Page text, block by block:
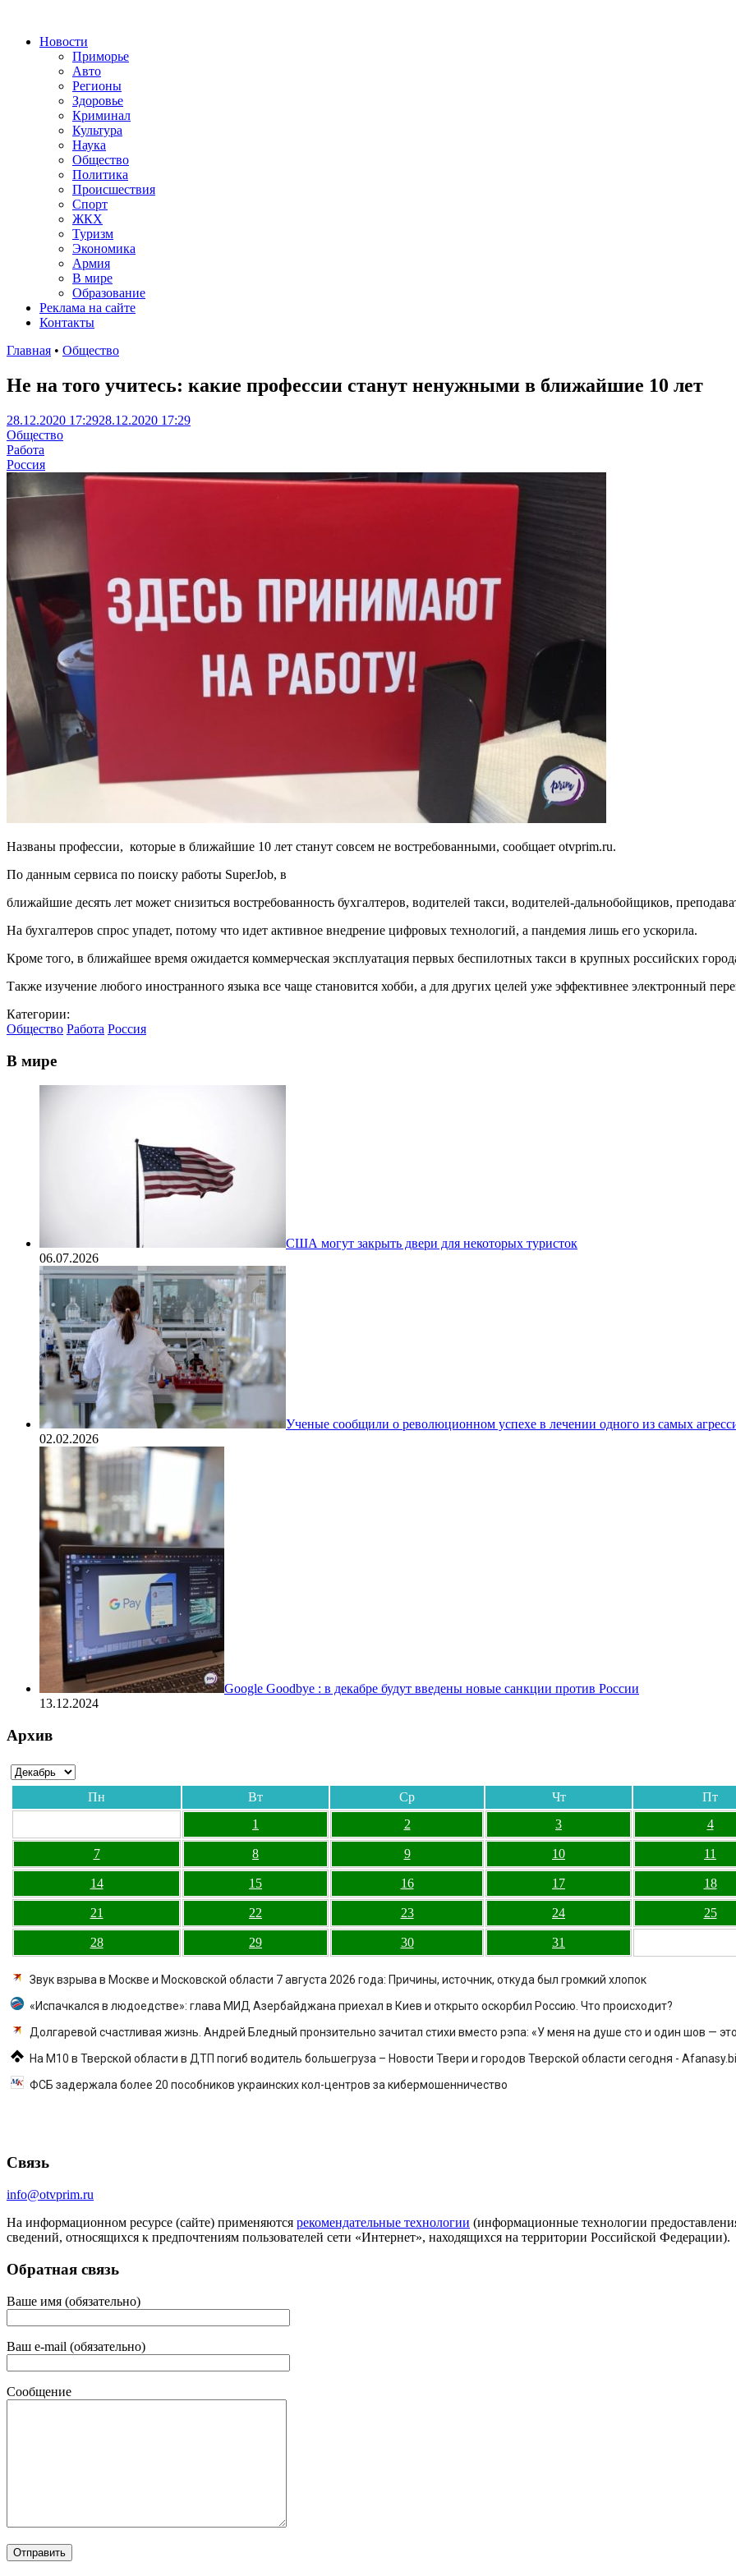
Новости
Приморье
Авто
Регионы
Здоровье
Криминал
Культура
Наука
Общество
Политика
Происшествия
Спорт
ЖКХ
Туризм
Экономика
Армия
В мире
Образование
Реклама на сайте
Контакты
Главная • Общество
Не на того учитесь: какие профессии станут ненужными в ближайшие 10 лет
28.12.2020 17:2928.12.2020 17:29
Общество
Работа
Россия
Названы профессии, которые в ближайшие 10 лет станут совсем не востребованными, cообщает otvprim.ru.
По данным сервиса по поиску работы SuperJob, в
ближайшие десять лет может снизиться востребованность бухгалтеров, водителей такси, водителей-дальнобойщиков,
На бухгалтеров спрос упадет, потому что идет активное внедрение цифровых технологий, а пандемия лишь его ускорила.
Кроме того, в ближайшее время ожидается коммерческая эксплуатация первых беспилотных такси в крупных российских
Также изучение любого иностранного языка все чаще становится хобби, а для других целей уже эффективнее электронный
Категории:
Общество Работа Россия
В мире
США могут закрыть двери для некоторых туристок
06.07.2026
Ученые сообщили о революционном успехе в лечении одного из самых
02.02.2026
Google Goodbye : в декабре будут введены новые санкции против России
13.12.2024
Архив
Пн Вт Ср Чт Пт
1
2 3 4
7 8 9 10 11
14 15 16 17 18
21 22 23 24 25
28 29 30 31
Звук взрыва в Москве и Московской области 7 августа 2026 года: Причины, источник, откуда был громкий хлопок
«Испачкался в людоедстве»: глава МИД Азербайджана приехал в Киев и открыто оскорбил Россию. Что происходит?
Долгаревой счастливая жизнь. Андрей Бледный пронзительно зачитал стихи вместо рэпа: «У меня на душе сто и один шов —
На М10 в Тверской области в ДТП погиб водитель большегруза – Новости Твери и городов Тверской области сегодня -
ФСБ задержала более 20 пособников украинских кол-центров за кибермошенничество
Связь
info@otvprim.ru
На информационном ресурсе (сайте) применяются рекомендательные технологии (информационные технологии
сведений, относящихся к предпочтениям пользователей сети «Интернет», находящихся на территории Российской Федерации).
Обратная связь
Ваше имя (обязательно)
Ваш e-mail (обязательно)
Сообщение